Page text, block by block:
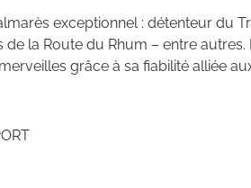
exceptionnel : détenteur du
de la Route du Rhum – entre
grâce à sa fiabilité alliée